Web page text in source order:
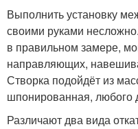
Выполнить установку
своими руками
в правильном замере,
направляющих,
Створка подойдёт из
шпонированная, любого
Различают два вида